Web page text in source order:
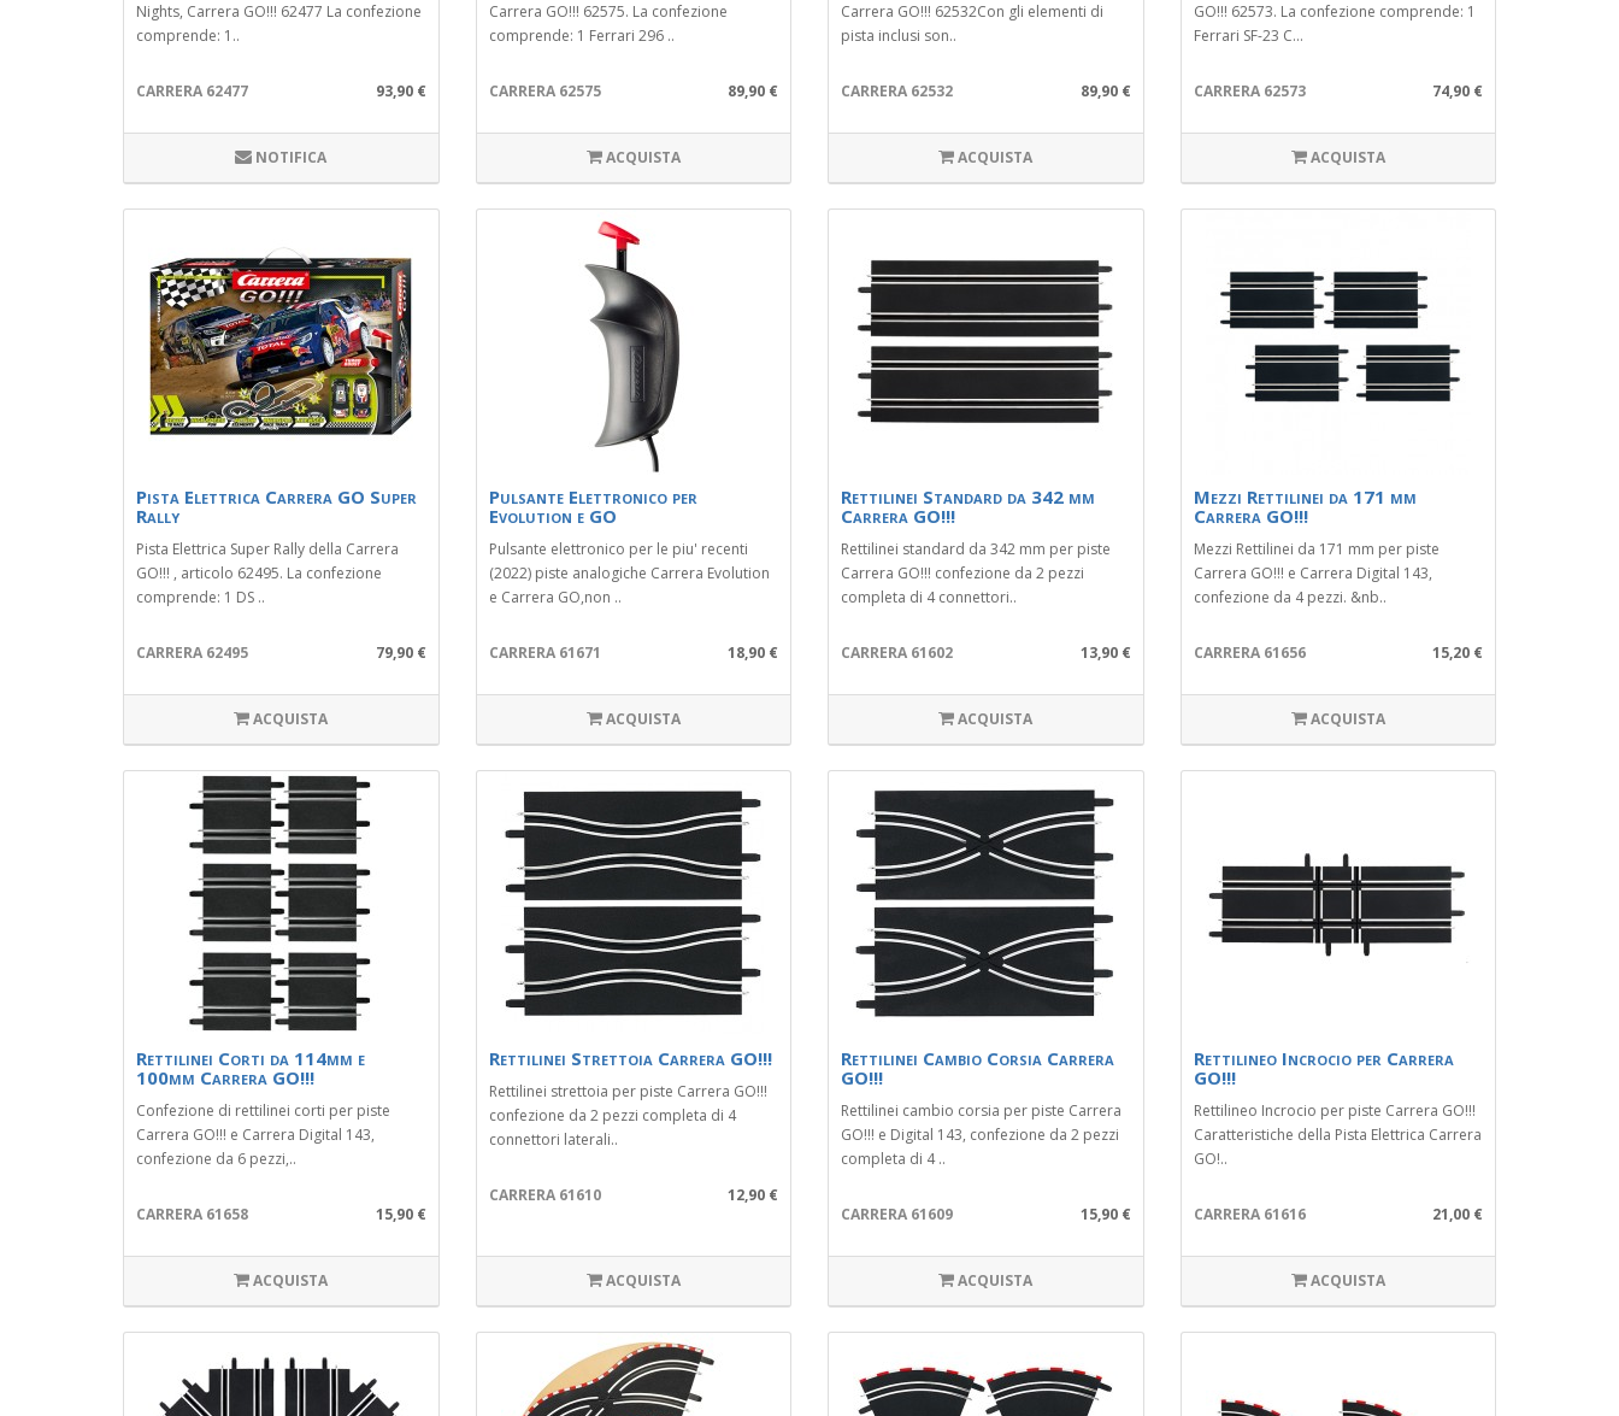
Nights, Carrera GO!!! 62477 La confezione
comprende: 1..
CARRERA 62477 93,90 €
NOTIFICA
Carrera GO!!! 62575. La confezione
comprende: 1 Ferrari 296 ..
CARRERA 62575 89,90 €
ACQUISTA
Carrera GO!!! 62532Con gli elementi di
pista inclusi son..
CARRERA 62532 89,90 €
ACQUISTA
GO!!! 62573. La confezione comprende: 1
Ferrari SF-23 C...
CARRERA 62573 74,90 €
ACQUISTA
Pista Elettrica Carrera GO Super
Rally
Pista Elettrica Super Rally della Carrera
GO!!! , articolo 62495. La confezione
comprende: 1 DS ..
CARRERA 62495 79,90 €
ACQUISTA
Pulsante Elettronico per
Evolution e GO
Pulsante elettronico per le piu' recenti
(2022) piste analogiche Carrera Evolution
e Carrera GO,non ..
CARRERA 61671 18,90 €
ACQUISTA
Rettilinei Standard da 342 mm
Carrera GO!!!
Rettilinei standard da 342 mm per piste
Carrera GO!!! confezione da 2 pezzi
completa di 4 connettori..
CARRERA 61602 13,90 €
ACQUISTA
Mezzi Rettilinei da 171 mm
Carrera GO!!!
Mezzi Rettilinei da 171 mm per piste
Carrera GO!!! e Carrera Digital 143,
confezione da 4 pezzi. &nb..
CARRERA 61656 15,20 €
ACQUISTA
Rettilinei Corti da 114mm e
100mm Carrera GO!!!
Confezione di rettilinei corti per piste
Carrera GO!!! e Carrera Digital 143,
confezione da 6 pezzi,..
CARRERA 61658 15,90 €
ACQUISTA
Rettilinei Strettoia Carrera GO!!!
Rettilinei strettoia per piste Carrera GO!!!
confezione da 2 pezzi completa di 4
connettori laterali..
CARRERA 61610 12,90 €
ACQUISTA
Rettilinei Cambio Corsia Carrera
GO!!!
Rettilinei cambio corsia per piste Carrera
GO!!! e Digital 143, confezione da 2 pezzi
completa di 4 ..
CARRERA 61609 15,90 €
ACQUISTA
Rettilineo Incrocio per Carrera
GO!!!
Rettilineo Incrocio per piste Carrera GO!!!
Caratteristiche della Pista Elettrica Carrera
GO!..
CARRERA 61616 21,00 €
ACQUISTA